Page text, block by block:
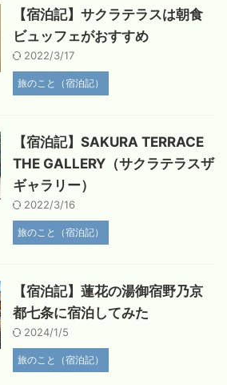
【宿泊記】サクラテラスは朝食
ビュッフェがおすすめ
2022/3/17
旅のこと（宿泊記）
【宿泊記】SAKURA TERRACE
THE GALLERY（サクラテラスザ
ギャラリー）
2022/3/16
旅のこと（宿泊記）
【宿泊記】蓮花の湯御宿野乃京
都七条に宿泊してみた
2024/1/5
旅のこと（宿泊記）